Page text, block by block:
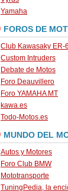
Yamaha
FOROS DE
Club Kawasaky ER-
Custom Intruders
Debate de Motos
Foro Deauvillero
Foro YAMAHA MT
kawa.es
Todo-Motos.es
MUNDO DEL
Autos y Motores
Foro Club BMW
Mototransporte
TuningPedia, la